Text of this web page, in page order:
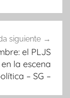
siguiente
el PLJS
la escena
– SG –